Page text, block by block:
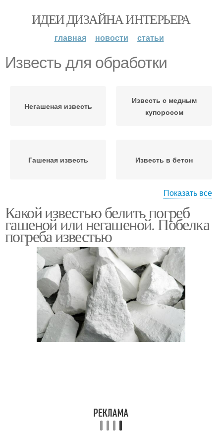
ИДЕИ ДИЗАЙНА ИНТЕРЬЕРА
главная новости статьи
Известь для обработки
Негашеная известь
Известь с медным
купоросом
Гашеная известь Известь в бетон
Информация об
извести
Известь от сорняков
Извести на огороде Известь для огорода
Показать все
Какой известью белить погреб
гашеной или негашеной. Побелка
погреба известью